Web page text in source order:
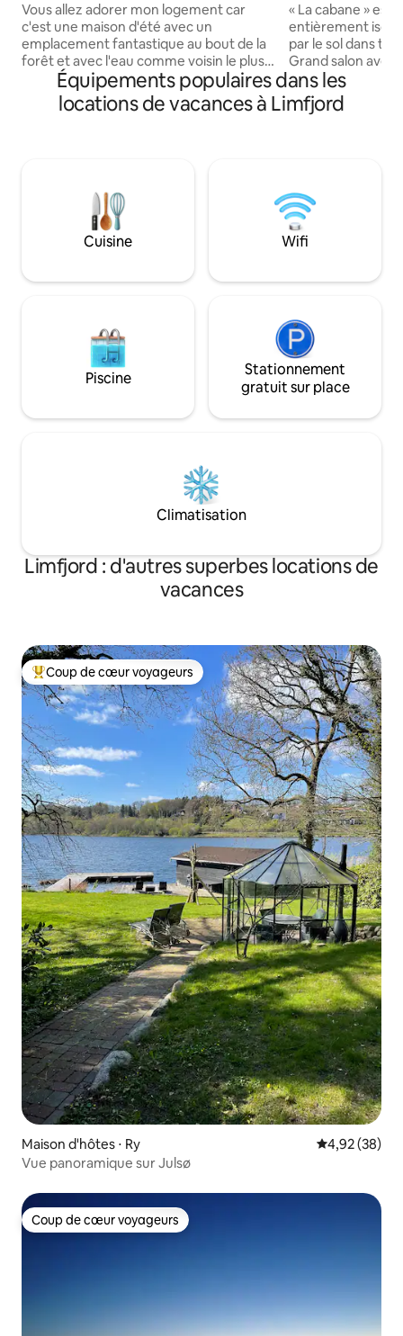
Vous allez adorer mon logement car
c'est une maison d'été avec un
emplacement fantastique au bout de la
forêt et avec l'eau comme voisin le plus
proche à quelques mètres de la porte
d'entrée. La maison est située sur la
plage, et c'est un endroit idyllique,
La maison de thé fait partie du manoir
Eskjær Hovedgaard, et se trouve donc
dans le prolongement d'un cadre
magnifique et historique. Voir
maison est en elle-même simplement
les couples et aux touristes de nature et
« La cabane » est
entièrement
par le sol dans
Grand salon avec
lit), une chambre
toilettes avec
« La cabane » est
forêt et de la
l'eau (10 min à
Glyngøre où
magasins et des
four, plaques de
Équipements populaires dans les
locations de vacances à Limfjord
Cuisine Wifi
Piscine
Stationnement
gratuit sur place
Climatisation
Limfjord : d'autres superbes locations de
vacances
Coups de cœur voyageurs les plus appréciés
Coup de cœur voyageurs
Maison d'hôtes ⋅ Ry Évaluation
4,92 (38)
Vue panoramique sur Julsø
Coup de cœur voyageurs
Coup de cœur voyageurs